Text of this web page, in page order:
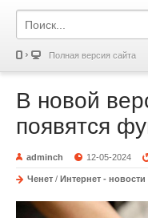
Полная версия сайта
В новой
появятся
adminch 12-05-2024
Ченет / Интернет - новости